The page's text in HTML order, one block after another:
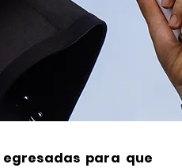
para que